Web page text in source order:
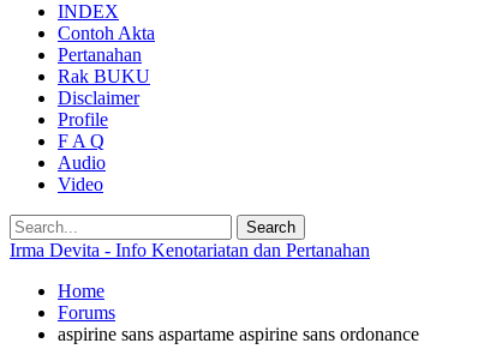
INDEX
Contoh Akta
Pertanahan
Rak BUKU
Disclaimer
Profile
F A Q
Audio
Video
Irma Devita - Info Kenotariatan dan Pertanahan
Home
Forums
aspirine sans aspartame aspirine sans ordonance